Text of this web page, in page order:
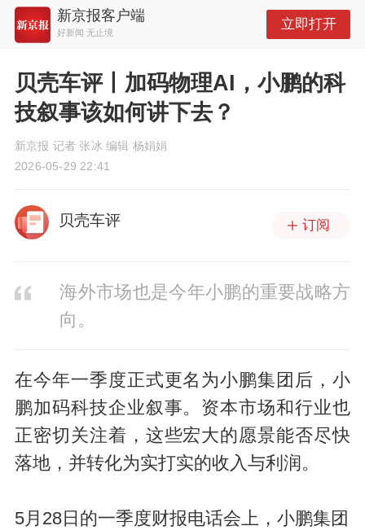
新京报客户端
好新闻 无止境
立即打开
贝壳车评丨加码物理AI，小鹏的科
技叙事该如何讲下去？
新京报 记者 张冰 编辑 杨娟娟
2026-05-29 22:41
贝壳车评 订阅
海外市场也是今年小鹏的重要战略方
向。
在今年一季度正式更名为小鹏集团后，小
鹏加码科技企业叙事。资本市场和行业也
正密切关注着，这些宏大的愿景能否尽快
落地，并转化为实打实的收入与利润。
5月28日的一季度财报电话会上，小鹏集团